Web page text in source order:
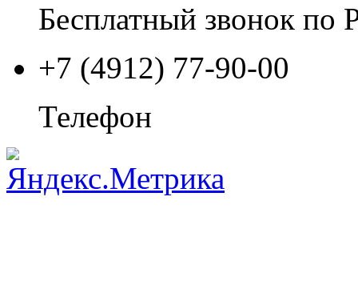
Бесплатный звонок по
+7 (4912) 77-90-00
Телефон